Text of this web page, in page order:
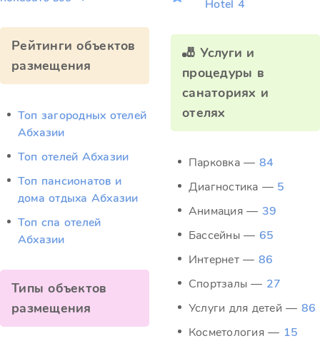
Рейтинги объектов
размещения
Топ загородных отелей
Абхазии
Топ отелей Абхазии
Топ пансионатов и
дома отдыха Абхазии
Топ спа отелей
Абхазии
Типы объектов
размещения
Hotel 4
🎳 Услуги и
процедуры в
санаториях и
отелях
Парковка — 84
Диагностика — 5
Анимация — 39
Бассейны — 65
Интернет — 86
Спортзалы — 27
Услуги для детей — 86
Косметология — 15